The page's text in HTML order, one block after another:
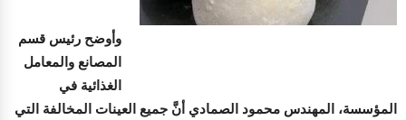
وأوضح رئيس قسم
المصانع والمعامل
الغذائية في
المؤسسة، المهندس محمود الصمادي أنَّ جميع العينات المخالفة التي